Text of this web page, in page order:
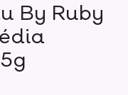
By Ruby